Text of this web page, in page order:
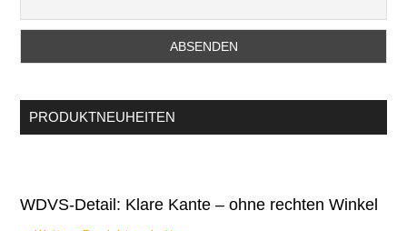
PRODUKTNEUHEITEN
WDVS-Detail: Klare Kante – ohne rechten Winkel